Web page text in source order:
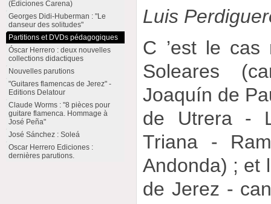
Luis
C ’est le cas
Soleares
Joaquín de
de Utrera -
Triana -
Andonda) ; et
de Jerez -
(Ediciones Carena)
Georges Didi-Huberman : "Le
danseur des solitudes"
Partitions et DVDs pédagogiques
Óscar Herrero : deux nouvelles
collections didactiques
Nouvelles parutions
"Guitares flamencas de Jerez" -
Editions Delatour
Claude Worms : "8 pièces pour
guitare flamenca. Hommage à
José Peña"
José Sánchez : Soleá
Oscar Herrero Ediciones :
dernières parutions.